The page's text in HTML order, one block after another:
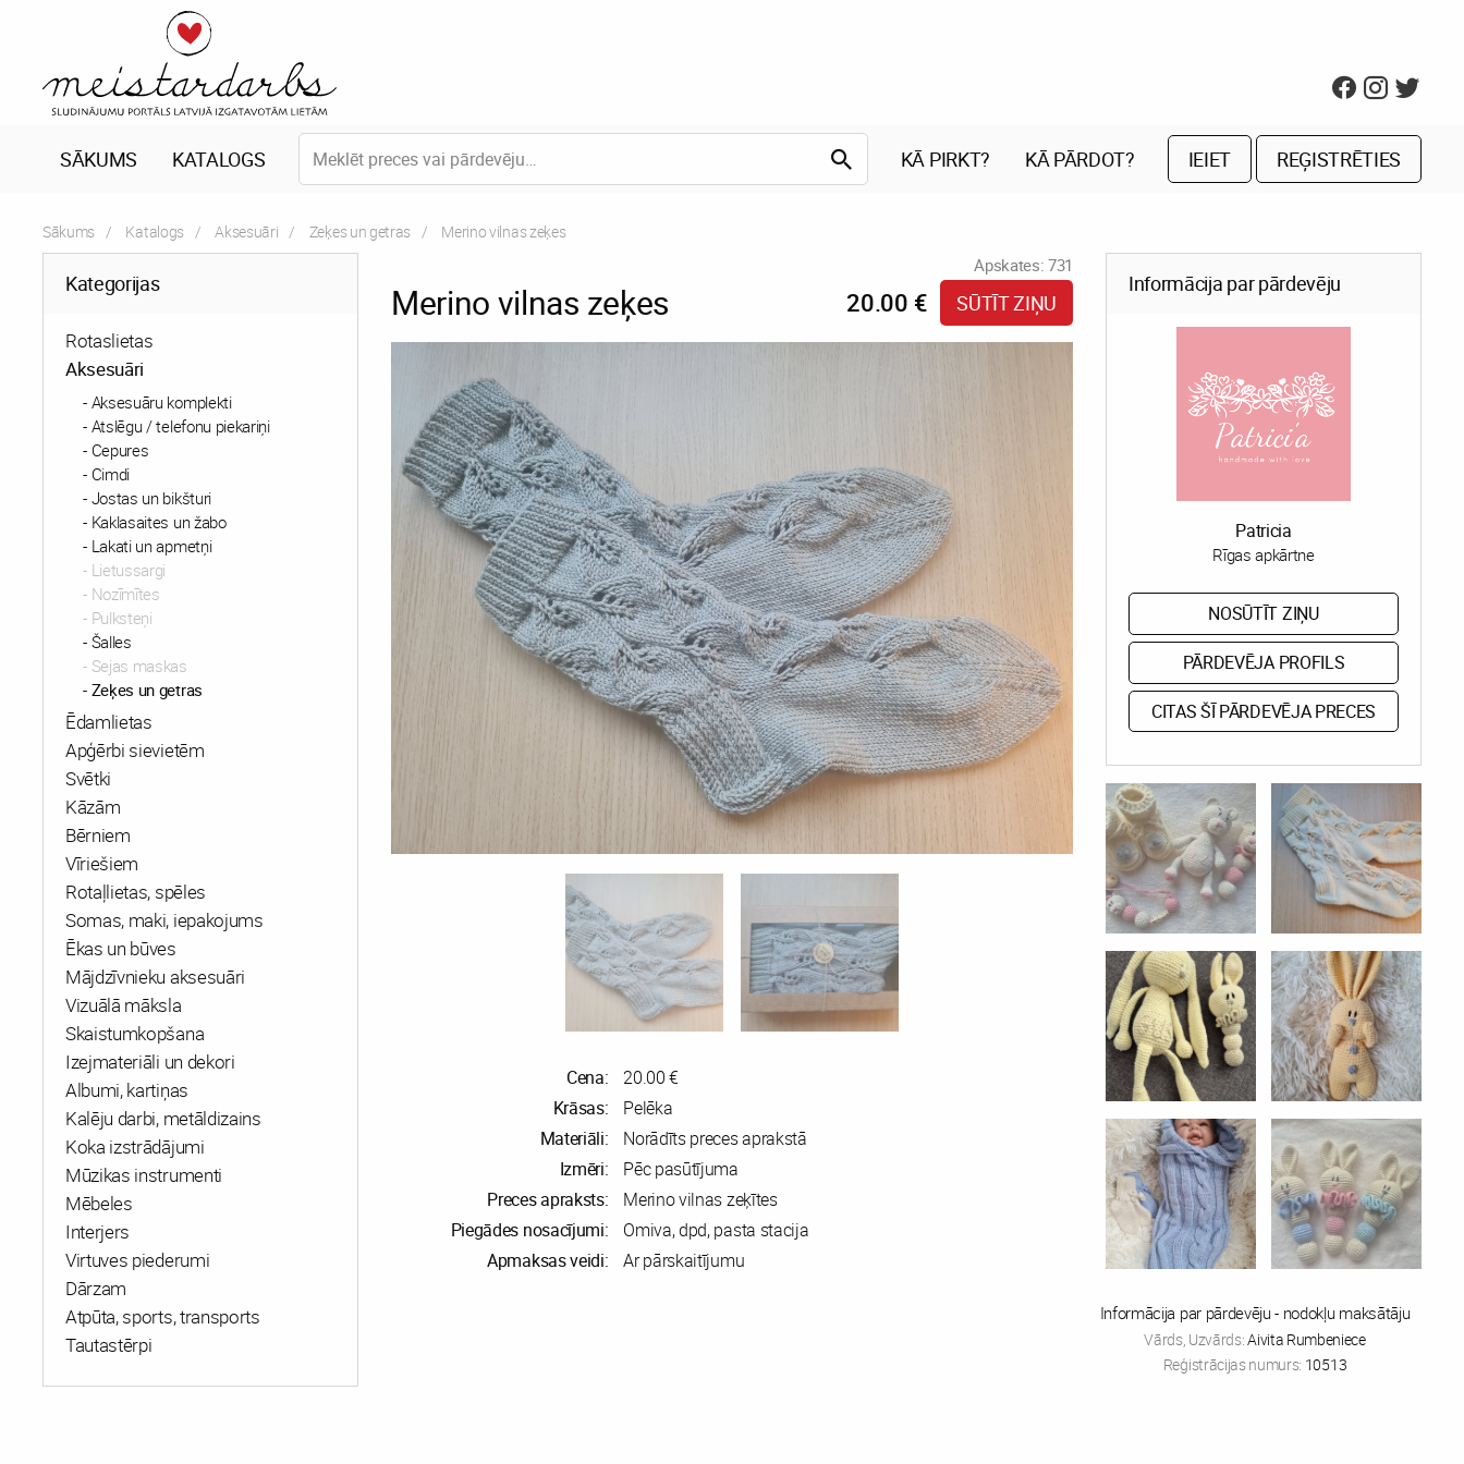
SĀKUMS KATALOGS KĀ PIRKT? KĀ PĀRDOT? IEIET REĢISTRĒTIES
Sākums Katalogs Aksesuāri Zeķes un getras Current:
Merino vilnas zeķes
Kategorijas
Rotaslietas
Aksesuāri
Aksesuāru komplekti
Atslēgu / telefonu piekariņi
Cepures
Cimdi
Jostas un bikšturi
Kaklasaites un žabo
Lakati un apmetņi
Lietussargi
Nozīmītes
Pulksteņi
Šalles
Sejas maskas
Zeķes un getras
Ēdamlietas
Apģērbi sievietēm
Svētki
Kāzām
Bērniem
Vīriešiem
Rotaļlietas, spēles
Somas, maki, iepakojums
Ēkas un būves
Mājdzīvnieku aksesuāri
Vizuālā māksla
Skaistumkopšana
Izejmateriāli un dekori
Albumi, kartiņas
Kalēju darbi, metāldizains
Koka izstrādājumi
Mūzikas instrumenti
Mēbeles
Interjers
Virtuves piederumi
Dārzam
Atpūta, sports, transports
Tautastērpi
Apskates: 731
Merino vilnas zeķes 20.00 € SŪTĪT ZIŅU
Cena:
20.00 €
Krāsas:
Pelēka
Materiāli:
Norādīts preces aprakstā
Izmēri:
Pēc pasūtījuma
Preces apraksts:
Merino vilnas zeķītes
Piegādes nosacījumi:
Omiva, dpd, pasta stacija
Apmaksas veidi:
Ar pārskaitījumu
Informācija par pārdevēju
Patricia
Rīgas apkārtne
NOSŪTĪT ZIŅU
PĀRDEVĒJA PROFILS
CITAS ŠĪ PĀRDEVĒJA PRECES
Informācija par pārdevēju - nodokļu maksātāju
Vārds, Uzvārds:Aivita Rumbeniece
Reģistrācijas numurs: 10513